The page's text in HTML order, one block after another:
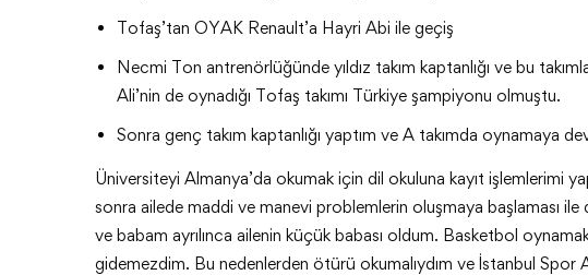
Tofaş’tan OYAK Renault’a Hayri Abi ile geçiş
Necmi Ton antrenörlüğünde yıldız takım kaptanlığı ve bu
Ali’nin de oynadığı Tofaş takımı Türkiye şampiyonu olmuştu.
Sonra genç takım kaptanlığı yaptım ve A takımda oynamaya
Üniversiteyi Almanya’da okumak için dil okuluna kayıt işlemlerimi
sonra ailede maddi ve manevi problemlerin oluşmaya başlaması
ve babam ayrılınca ailenin küçük babası oldum. Basketbol
gidemezdim. Bu nedenlerden ötürü okumalıydım ve İstanbul Spor